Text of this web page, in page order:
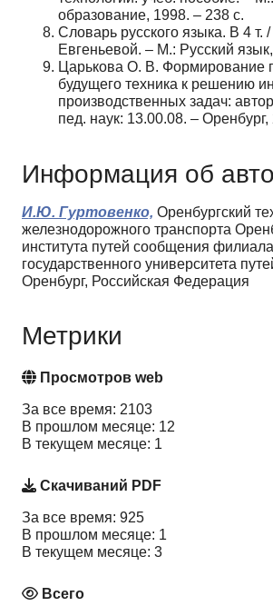
образование, 1998. – 238 с.
Словарь русского языка. В 4 т.
Евгеньевой. – М.: Русский
Царькова О. В. Формирование
будущего техника к решению
производственных задач:
пед. наук: 13.00.08. – Оренбург,
Информация об
И.Ю. Гуртовенко, Оренбургский
железнодорожного транспорта
института путей сообщения
государственного университета
Оренбург, Российская Федерация
Метрики
Просмотров web
За все время: 2103
В прошлом месяце: 12
В текущем месяце: 1
Скачиваний PDF
За все время: 925
В прошлом месяце: 1
В текущем месяце: 3
Всего